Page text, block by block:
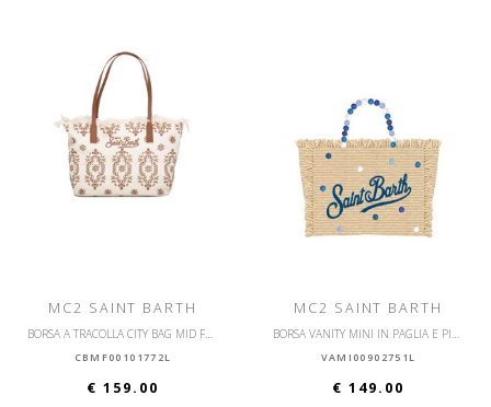
MC2 SAINT BARTH
BORSA A TRACOLLA CITY BAG MID FRINGE
CBMF00101772L
€ 159.00
MC2 SAINT BARTH
BORSA VANITY MINI IN PAGLIA E PICCOLA CON TRACOLLA
VAMI00902751L
€ 149.00